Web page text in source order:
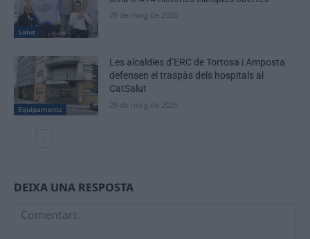
Salut
29 de maig de 2026
Equipaments
Les alcaldies d’ERC de Tortosa i Amposta
defensen el traspàs dels hospitals al
CatSalut
29 de maig de 2026
DEIXA UNA RESPOSTA